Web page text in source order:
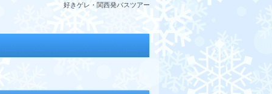
好きゲレ・関西発バスツアー